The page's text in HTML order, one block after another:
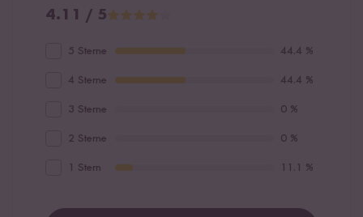
4.11 / 5
5 Sterne 44.4 %
4 Sterne 44.4 %
3 Sterne 0 %
2 Sterne 0 %
1 Stern 11.1 %